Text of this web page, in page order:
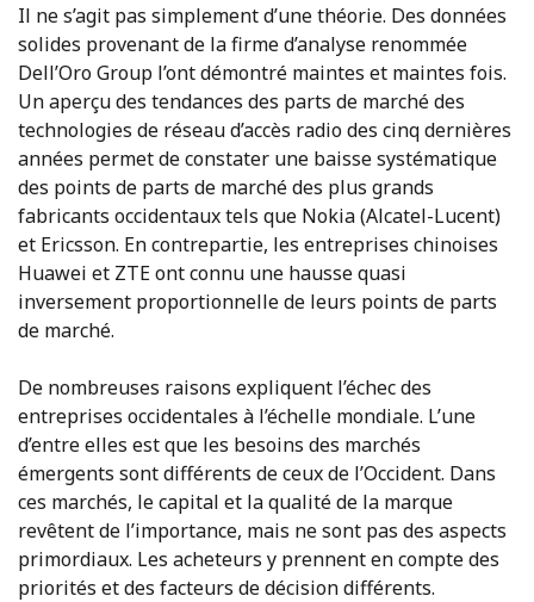
Il ne s’agit pas simplement d’une théorie. Des données
solides provenant de la firme d’analyse renommée
Dell’Oro Group l’ont démontré maintes et maintes fois.
Un aperçu des tendances des parts de marché des
technologies de réseau d’accès radio des cinq dernières
années permet de constater une baisse systématique
des points de parts de marché des plus grands
fabricants occidentaux tels que Nokia (Alcatel-Lucent)
et Ericsson. En contrepartie, les entreprises chinoises
Huawei et ZTE ont connu une hausse quasi
inversement proportionnelle de leurs points de parts
de marché.
De nombreuses raisons expliquent l’échec des
entreprises occidentales à l’échelle mondiale. L’une
d’entre elles est que les besoins des marchés
émergents sont différents de ceux de l’Occident. Dans
ces marchés, le capital et la qualité de la marque
revêtent de l’importance, mais ne sont pas des aspects
primordiaux. Les acheteurs y prennent en compte des
priorités et des facteurs de décision différents.